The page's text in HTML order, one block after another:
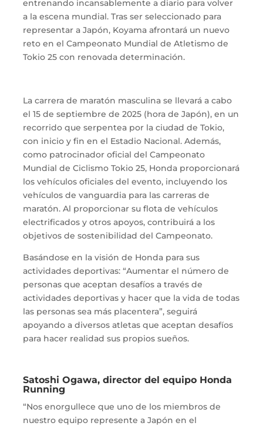
entrenando incansablemente a diario para volver
a la escena mundial. Tras ser seleccionado para
representar a Japón, Koyama afrontará un nuevo
reto en el Campeonato Mundial de Atletismo de
Tokio 25 con renovada determinación.
La carrera de maratón masculina se llevará a cabo
el 15 de septiembre de 2025 (hora de Japón), en un
recorrido que serpentea por la ciudad de Tokio,
con inicio y fin en el Estadio Nacional. Además,
como patrocinador oficial del Campeonato
Mundial de Ciclismo Tokio 25, Honda proporcionará
los vehículos oficiales del evento, incluyendo los
vehículos de vanguardia para las carreras de
maratón. Al proporcionar su flota de vehículos
electrificados y otros apoyos, contribuirá a los
objetivos de sostenibilidad del Campeonato.
Basándose en la visión de Honda para sus
actividades deportivas: “Aumentar el número de
personas que aceptan desafíos a través de
actividades deportivas y hacer que la vida de todas
las personas sea más placentera”, seguirá
apoyando a diversos atletas que aceptan desafíos
para hacer realidad sus propios sueños.
Satoshi Ogawa, director del equipo Honda
Running
“Nos enorgullece que uno de los miembros de
nuestro equipo represente a Japón en el